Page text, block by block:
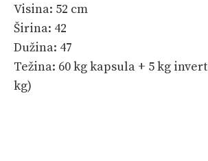
Visina: 52 cm
Širina: 42
Dužina: 47
Težina: 60 kg kapsula + 5 kg
kg)